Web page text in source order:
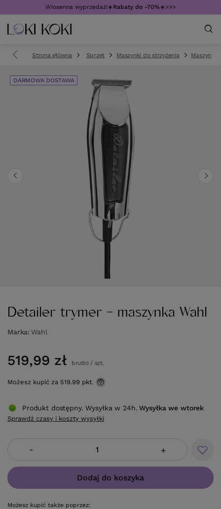
Wiosenna wyprzedaż!☀️Rabaty do -70%☀️>>>
Strona główna Sprzęt Maszynki do strzyżenia Maszynki
DARMOWA DOSTAWA
Detailer trymer - maszynka Wahl
Marka Wahl
519,99 zł brutto/ szt.
Możesz kupić za 519.99 pkt.
- +
Dodaj do koszyka
Możesz kupić także poprzez:
Produkt dostępny. Wysyłka w 24h. Wysyłkawe wtorek
Sprawdź czasy i koszty wysyłki